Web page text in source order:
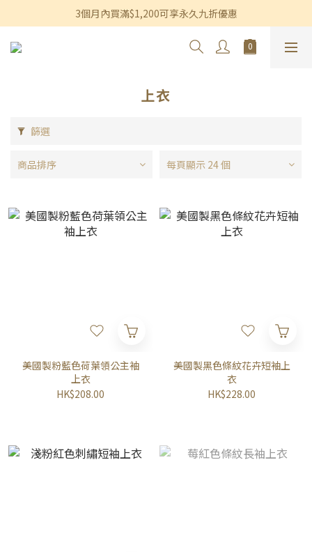
香港及澳門訂單滿$600即享免運費優惠
3個月內買滿$1,200可享永久九折優惠
香港及澳門訂單滿$600即享免運費優惠
上衣
篩選
商品排序 每頁顯示 24 個
美國製粉藍色荷葉領公主袖
上衣
HK$208.00
美國製黑色條紋花卉短袖上
衣
HK$228.00